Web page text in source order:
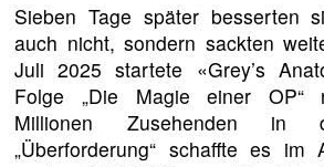
Sieben Tage später besserten
auch nicht, sondern sackten
Juli 2025 startete «Grey’s
Folge „Die Magie einer
Millionen Zusehenden in
„Überforderung“ schaffte es im